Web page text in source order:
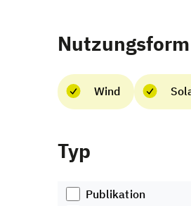
Nutzungsform
Wind
Typ
Publikation